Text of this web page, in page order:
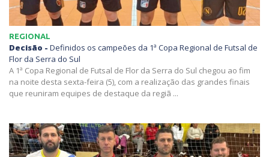
REGIONAL
Decisão - Definidos os campeões da 1ª Copa Regional de Futsal de
Flor da Serra do Sul
A 1ª Copa Regional de Futsal de Flor da Serra do Sul chegou ao fim
na noite desta sexta-feira (5), com a realização das grandes finais
que reuniram equipes de destaque da regiã ...